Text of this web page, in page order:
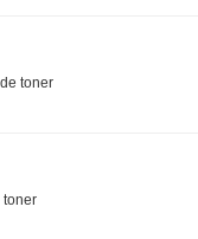
toner
toner